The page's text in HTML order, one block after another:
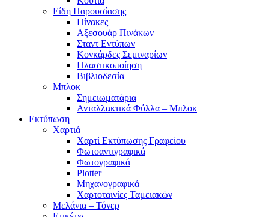
Είδη Παρουσίασης
Πίνακες
Αξεσουάρ Πινάκων
Σταντ Εντύπων
Κονκάρδες Σεμιναρίων
Πλαστικοποίηση
Βιβλιοδεσία
Μπλοκ
Σημειωματάρια
Ανταλλακτικά Φύλλα – Μπλοκ
Εκτύπωση
Χαρτιά
Χαρτί Εκτύπωσης Γραφείου
Φωτοαντιγραφικά
Φωτογραφικά
Plotter
Μηχανογραφικά
Χαρτοταινίες Ταμειακών
Μελάνια – Τόνερ